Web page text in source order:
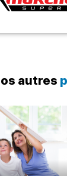
autres